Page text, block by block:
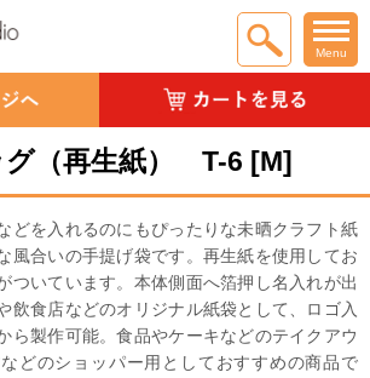
Menu
グ（再生紙） T-6 [M]
どを入れるのにもぴったりな未晒クラフト紙
風合いの手提げ袋です。再生紙を使用してお
ついています。本体側面へ箔押し名入れが出
飲食店などのオリジナル紙袋として、ロゴ入
ら製作可能。食品やケーキなどのテイクアウ
どのショッパー用としておすすめの商品で